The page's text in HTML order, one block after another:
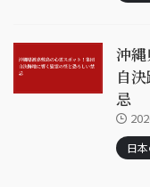
沖
自
忌
日